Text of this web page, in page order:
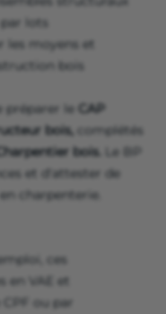
lots
les moyens et
bois
préparer le
CAP
bois, complétés
bois.
Le BP
et d'attester de
charpenterie.
ces
en VAE et
ou par